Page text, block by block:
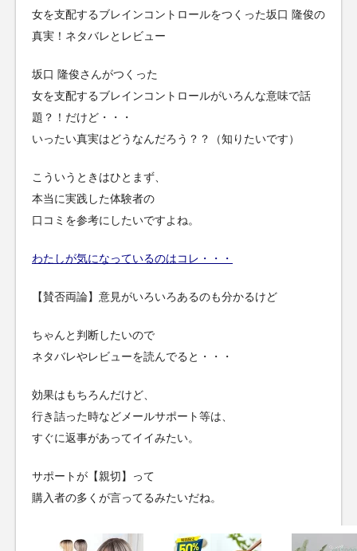
女を支配するブレインコントロールをつくった坂口 隆俊の
真実！ネタバレとレビュー
坂口 隆俊さんがつくった
女を支配するブレインコントロールがいろんな意味で話
題？！だけど・・・
いったい真実はどうなんだろう？？（知りたいです）
こういうときはひとまず、
本当に実践した体験者の
口コミを参考にしたいですよね。
わたしが気になっているのはコレ・・・
【賛否両論】意見がいろいろあるのも分かるけど
ちゃんと判断したいので
ネタバレやレビューを読んでると・・・
効果はもちろんだけど、
行き詰った時などメールサポート等は、
すぐに返事があってイイみたい。
サポートが【親切】って
購入者の多くが言ってるみたいだね。